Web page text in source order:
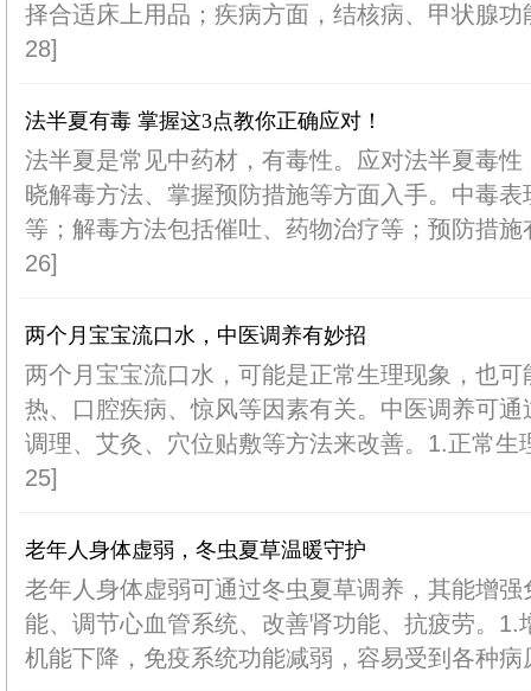
择合适床上用品；疾病方面，结核病、甲状腺
28]
法半夏有毒 掌握这3点教你正确应对！
法半夏是常见中药材，有毒性。应对法半夏毒
晓解毒方法、掌握预防措施等方面入手。中毒
等；解毒方法包括催吐、药物治疗等；预防措
26]
两个月宝宝流口水，中医调养有妙招
两个月宝宝流口水，可能是正常生理现象，也
热、口腔疾病、惊风等因素有关。中医调养可
调理、艾灸、穴位贴敷等方法来改善。1.正常生
25]
老年人身体虚弱，冬虫夏草温暖守护
老年人身体虚弱可通过冬虫夏草调养，其能增
能、调节心血管系统、改善肾功能、抗疲劳。1.
机能下降，免疫系统功能减弱，容易受到各种病